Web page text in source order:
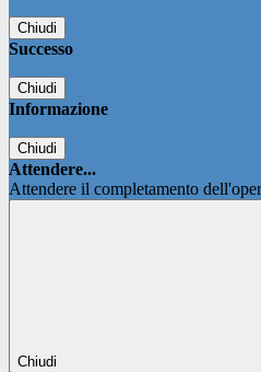
Chiudi
Successo
Chiudi
Informazione
Chiudi
Attendere...
Attendere il completamento
Chiudi